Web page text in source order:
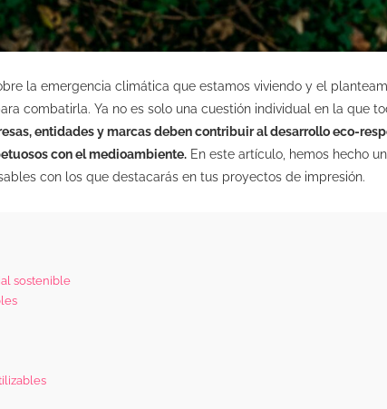
la emergencia climática que estamos viviendo y el
combatirla. Ya no es solo una cuestión individual en la que
entidades y marcas deben contribuir al desarrollo eco-
con el medioambiente. En este artículo, hemos hecho
con los que destacarás en tus proyectos de impresión.
sostenible